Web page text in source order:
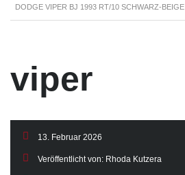
DODGE VIPER BJ 1993 RT/10 SCHWARZ-BEIGE
viper
13. Februar 2026
Veröffentlicht von: Rhoda Kutzera